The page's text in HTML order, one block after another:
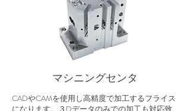
マシニングセンタ
CADやCAMを使用し高精度で加工するフライス